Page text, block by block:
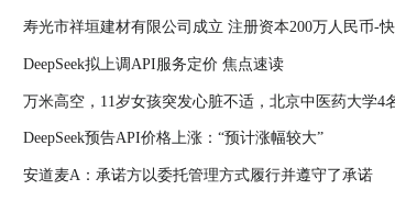
寿光市祥垣建材有限公司成立 注册资本200万人民币-
DeepSeek拟上调API服务定价 焦点速读
万米高空，11岁女孩突发心脏不适，北京中医药大学4
焦点速看
DeepSeek预告API价格上涨：“预计涨幅较大”
安道麦A：承诺方以委托管理方式履行并遵守了承诺